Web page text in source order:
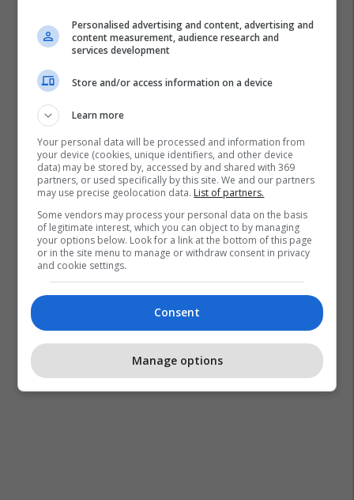
Personalised advertising and content, advertising and
content measurement, audience research and
services development
Store and/or access information on a device
Learn more
Your personal data will be processed and information from
your device (cookies, unique identifiers, and other device
data) may be stored by, accessed by and shared with 369
partners, or used specifically by this site. We and our partners
may use precise geolocation data. List of partners.
Some vendors may process your personal data on the basis
of legitimate interest, which you can object to by managing
your options below. Look for a link at the bottom of this page
or in the site menu to manage or withdraw consent in privacy
and cookie settings.
Consent
Manage options